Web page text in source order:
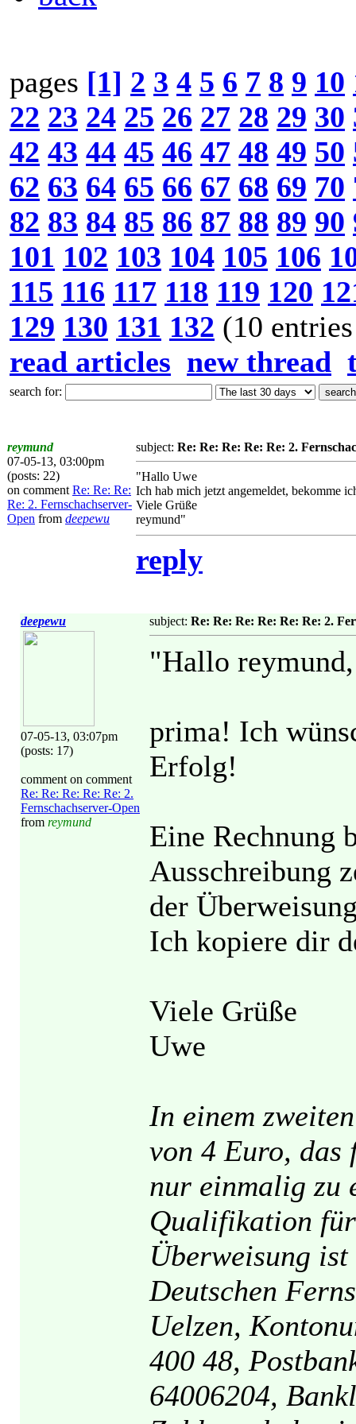
pages [1] 2 3 4 5 6 7 8 9 10
22 23 24 25 26 27 28 29 30
42 43 44 45 46 47 48 49 50
62 63 64 65 66 67 68 69 70
82 83 84 85 86 87 88 89 90
101 102 103 104 105 106
115 116 117 118 119 120
129 130 131 132 (10
read articles new thread
search for:
reymund
07-05-13, 03:00pm
(posts: 22)
on comment Re: Re: Re:
Re: 2. Fernschachserver-
Open from deepewu
subject: Re: Re: Re: Re: Re: 2.
"Hallo Uwe
Ich hab mich jetzt angemeldet, bekomme
Viele Grüße
reymund"
reply
deepewu
07-05-13, 03:07pm
(posts: 17)
comment on comment
Re: Re: Re: Re: Re: 2.
Fernschachserver-Open
from reymund
subject: Re: Re: Re: Re: Re: Re: 2.
"Hallo reymund,
prima! Ich
Erfolg!
Eine Rechnung
Ausschreibung
der
Ich kopiere dir
Viele Grüße
Uwe
In einem
von 4 Euro, das
nur einmalig zu
Qualifikation
Überweisung
Deutschen
Uelzen,
400 48,
64006204,